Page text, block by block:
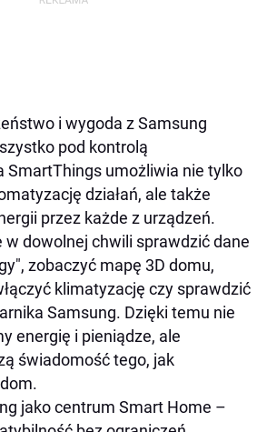
i wygoda z Samsung
pod kontrolą
SmartThings umożliwia nie tylko
działań, ale także
przez każde z urządzeń.
w dowolnej chwili sprawdzić dane
zobaczyć mapę 3D domu,
klimatyzację czy sprawdzić
Samsung. Dzięki temu nie
energię i pieniądze, ale
świadomość tego, jak
jako centrum Smart Home –